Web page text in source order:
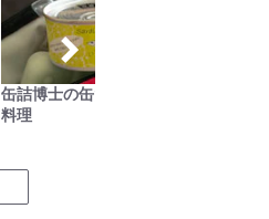
缶詰博士の缶たん”CAN”P
料理